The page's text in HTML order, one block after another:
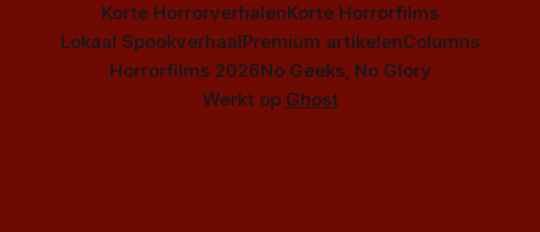
Korte HorrorverhalenKorte Horrorfilms
Lokaal SpookverhaalPremium artikelenColumns
Horrorfilms 2026No Geeks, No Glory
Werkt op Ghost